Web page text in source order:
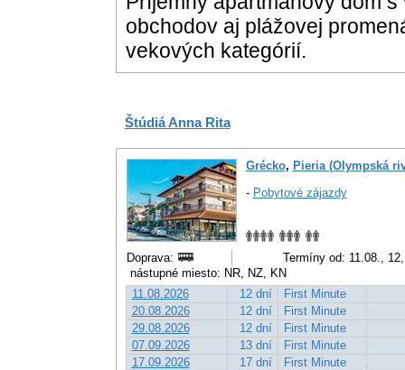
obchodov aj plážovej
vekových kategórií.
Štúdiá Anna Rita
Grécko, Pieria (Olympská
- Pobytové zájazdy
Doprava:
Termíny od: 11.08.,
nástupné miesto: NR, NZ, KN
11.08.2026
12 dní
First Minute
20.08.2026
12 dní
First Minute
29.08.2026
12 dní
First Minute
07.09.2026
13 dní
First Minute
17.09.2026
17 dní First Minute